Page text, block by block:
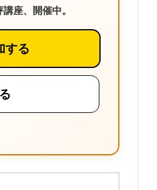
座、開催中。
する